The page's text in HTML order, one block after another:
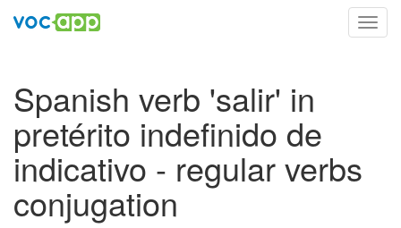
Spanish verb 'salir' in
pretérito indefinido de
indicativo - regular verbs
conjugation